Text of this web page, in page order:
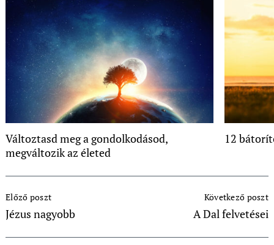
Változtasd meg a gondolkodásod,
megváltozik az életed
12
Navigation
Előző poszt
Jézus nagyobb
Következő poszt
A Dal felvetései